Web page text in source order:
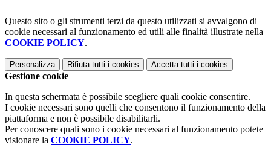
Questo sito o gli strumenti terzi da questo utilizzati si avvalgono di
cookie necessari al funzionamento ed utili alle finalità illustrate nella
COOKIE POLICY.
Personalizza Rifiuta tutti i cookies Accetta tutti i cookies
Gestione cookie
In questa schermata è possibile scegliere quali cookie consentire.
I cookie necessari sono quelli che consentono il funzionamento della
piattaforma e non è possibile disabilitarli.
Per conoscere quali sono i cookie necessari al funzionamento potete
visionare la COOKIE POLICY.